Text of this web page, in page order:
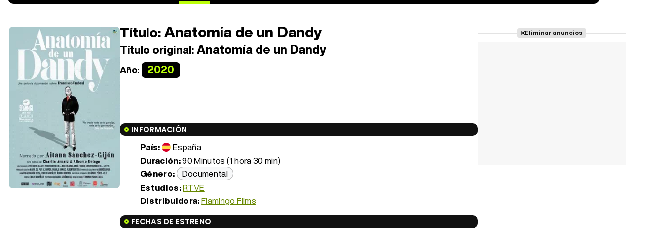
Título:Anatomía de un Dandy
Título original:Anatomía de un Dandy
Año: 2020
INFORMACIÓN
País:
España
Duración:90 Minutos (1 hora 30 min)
Género: Documental
Estudios:RTVE
Distribuidora:Flamingo Films
FECHAS DE ESTRENO
Eliminar anuncios